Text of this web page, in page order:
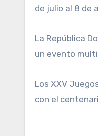
de julio al 8 de
La República
un evento
Los XXV
con el